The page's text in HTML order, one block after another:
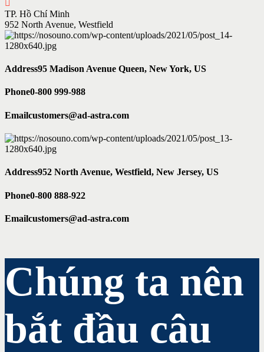
TP. Hồ Chí Minh
952 North Avenue, Westfield
Address95 Madison Avenue Queen, New York, US
Phone0-800 999-988
Emailcustomers@ad-astra.com
Address952 North Avenue, Westfield, New Jersey, US
Phone0-800 888-922
Emailcustomers@ad-astra.com
Chúng ta nên
bắt đầu câu